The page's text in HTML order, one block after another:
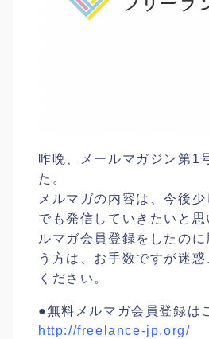
昨晩、メールマガジン第1
た。
メルマガの内容は、今後
でも発信していきたいと思
ルマガ会員登録をしたの
う方は、お手数ですが迷
ください。
●無料メルマガ会員登録は
http://freelance-jp.org/